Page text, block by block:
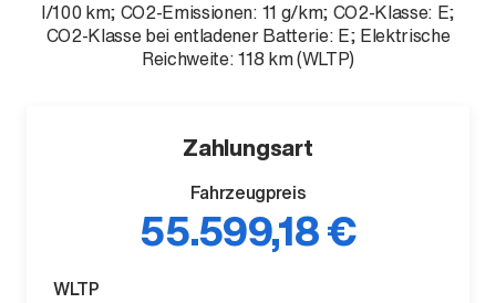
Standorte
Karriere
l/100 km; CO2-Emissionen: 11 g/km; CO2-Klasse: E;
CO2-Klasse bei entladener Batterie: E; Elektrische
Reichweite: 118 km (WLTP)
Zahlungsart
Fahrzeugpreis
55.599,18 €
WLTP